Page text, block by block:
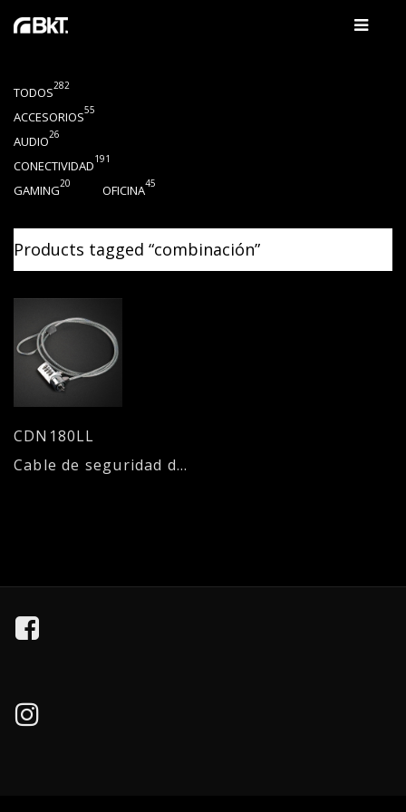
TODOS282
ACCESORIOS55
AUDIO26
CONECTIVIDAD191
GAMING20 OFICINA45
Products tagged “combinación”
CDN180LL
Cable de seguridad de acero para Notebook, con combinación